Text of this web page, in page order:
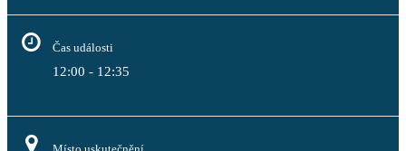
Čas události
12:00 - 12:35